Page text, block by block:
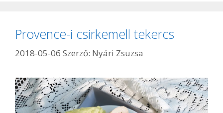
Provence-i csirkemell tekercs
2018-05-06 Szerző: Nyári Zsuzsa